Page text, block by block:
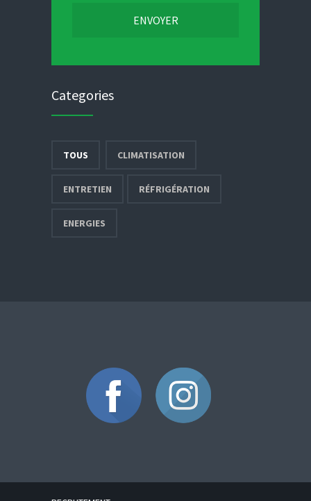
Categories
TOUS CLIMATISATION
ENTRETIEN RÉFRIGÉRATION
ENERGIES